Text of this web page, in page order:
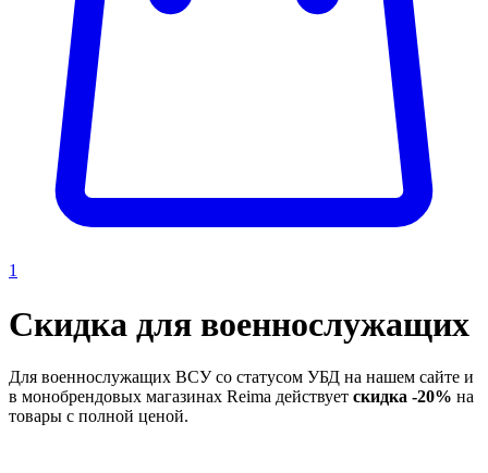
1
Скидка для военнослужащих
Для военнослужащих ВСУ со статусом УБД на нашем сайте и
в монобрендовых магазинах Reima действует скидка -20% на
товары с полной ценой.